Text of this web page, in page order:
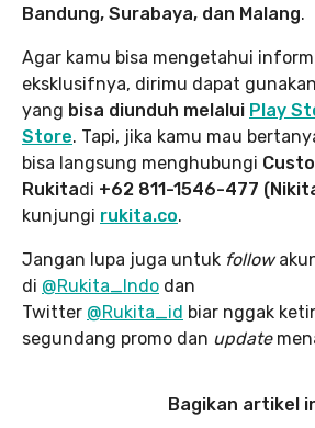
Bandung, Surabaya, dan Malang.
Agar kamu bisa mengetahui
eksklusifnya, dirimu dapat
yang bisa diunduh melalui Play
Store. Tapi, jika kamu mau
bisa langsung menghubungi
Rukitadi +62 811-1546-477
kunjungi rukita.co.
Jangan lupa juga untuk follow
di @Rukita_Indo dan
Twitter @Rukita_id biar nggak
segundang promo dan update
Bagikan artikel